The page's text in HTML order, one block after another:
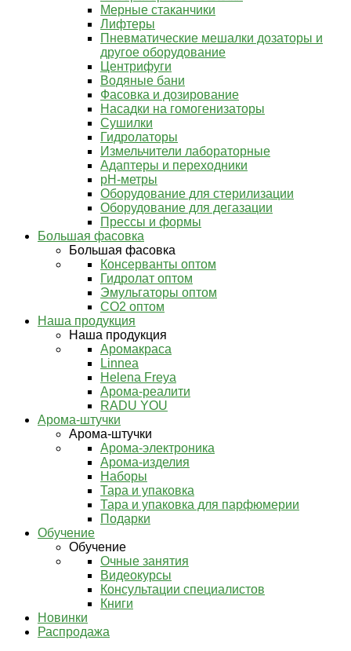
Мерные стаканчики
Лифтеры
Пневматические мешалки дозаторы и
другое оборудование
Центрифуги
Водяные бани
Фасовка и дозирование
Насадки на гомогенизаторы
Сушилки
Гидролаторы
Измельчители лабораторные
Адаптеры и переходники
pH-метры
Оборудование для стерилизации
Оборудование для дегазации
Прессы и формы
Большая фасовка
Большая фасовка
Консерванты оптом
Гидролат оптом
Эмульгаторы оптом
СО2 оптом
Наша продукция
Наша продукция
Аромакраса
Linnea
Helena Freya
Арома-реалити
RADU YOU
Арома-штучки
Арома-штучки
Арома-электроника
Арома-изделия
Наборы
Тара и упаковка
Тара и упаковка для парфюмерии
Подарки
Обучение
Обучение
Очные занятия
Видеокурсы
Консультации специалистов
Книги
Новинки
Распродажа